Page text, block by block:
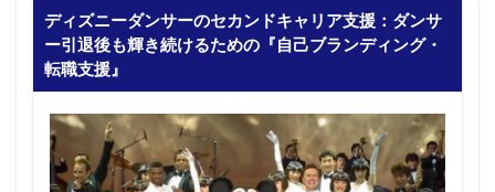
ディズニーダンサーのセカンドキャリア支援：ダンサ
ー引退後も輝き続けるための『自己ブランディング・
転職支援』